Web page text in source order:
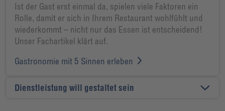
Ist der Gast erst einmal da, spielen viele Faktoren ein
Rolle, damit er sich in Ihrem Restaurant wohlfühlt und
wiederkommt – nicht nur das Essen ist entscheidend!
Unser Fachartikel klärt auf.
Gastronomie mit 5 Sinnen erleben
Dienstleistung will gestaltet sein